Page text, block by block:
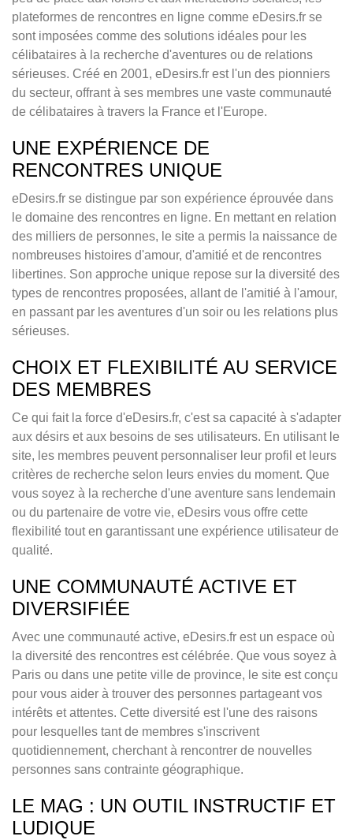
plateformes de rencontres en ligne comme eDesirs.fr se
sont imposées comme des solutions idéales pour les
célibataires à la recherche d'aventures ou de relations
sérieuses. Créé en 2001, eDesirs.fr est l'un des pionniers
du secteur, offrant à ses membres une vaste communauté
de célibataires à travers la France et l'Europe.
UNE EXPÉRIENCE DE
RENCONTRES UNIQUE
eDesirs.fr se distingue par son expérience éprouvée dans
le domaine des rencontres en ligne. En mettant en relation
des milliers de personnes, le site a permis la naissance de
nombreuses histoires d'amour, d'amitié et de rencontres
libertines. Son approche unique repose sur la diversité des
types de rencontres proposées, allant de l'amitié à l'amour,
en passant par les aventures d'un soir ou les relations plus
sérieuses.
CHOIX ET FLEXIBILITÉ AU SERVICE
DES MEMBRES
Ce qui fait la force d'eDesirs.fr, c'est sa capacité à s'adapter
aux désirs et aux besoins de ses utilisateurs. En utilisant le
site, les membres peuvent personnaliser leur profil et leurs
critères de recherche selon leurs envies du moment. Que
vous soyez à la recherche d'une aventure sans lendemain
ou du partenaire de votre vie, eDesirs vous offre cette
flexibilité tout en garantissant une expérience utilisateur de
qualité.
UNE COMMUNAUTÉ ACTIVE ET
DIVERSIFIÉE
Avec une communauté active, eDesirs.fr est un espace où
la diversité des rencontres est célébrée. Que vous soyez à
Paris ou dans une petite ville de province, le site est conçu
pour vous aider à trouver des personnes partageant vos
intérêts et attentes. Cette diversité est l'une des raisons
pour lesquelles tant de membres s'inscrivent
quotidiennement, cherchant à rencontrer de nouvelles
personnes sans contrainte géographique.
LE MAG : UN OUTIL INSTRUCTIF ET
LUDIQUE